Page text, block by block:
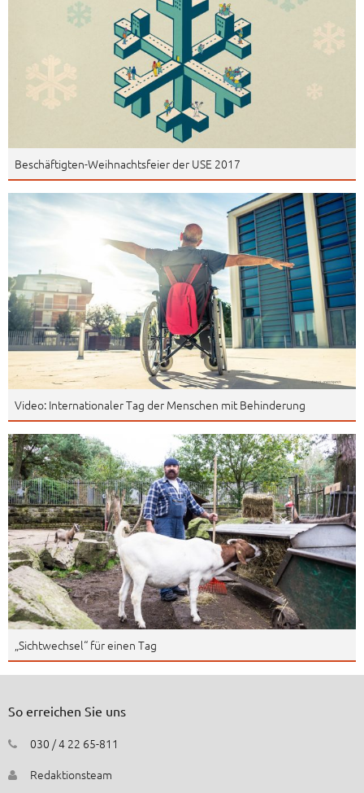
Beschäftigten-Weihnachtsfeier der USE 2017
Video: Internationaler Tag der Menschen mit Behinderung
„Sichtwechsel“ für einen Tag
So erreichen Sie uns
030 / 4 22 65-811
Redaktionsteam